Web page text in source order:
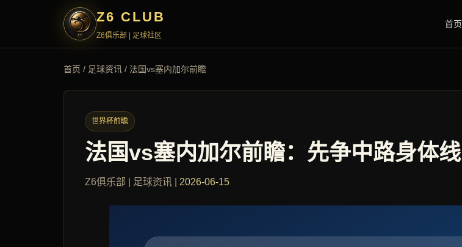
Z6 CLUB
Z6俱乐部 | 足球社区
首页
首页 / 足球资讯 / 法国vs塞内加尔前瞻
世界杯前瞻
法国vs塞内加尔前瞻：先争中路身体线
Z6俱乐部 | 足球资讯 | 2026-06-15